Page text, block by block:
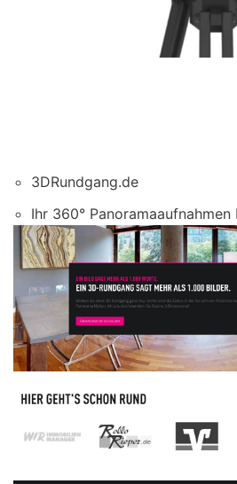
3DRundgang.de
Ihr 360° Panoramaaufnahmen